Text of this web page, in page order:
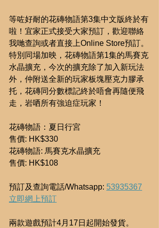
等咗好耐的花磚物語第3集中文版終於有
啦！宜家正式接受大家預訂，歡迎聯絡
我哋查詢或者直接上Online Store預訂。
特別同場加映，花磚物語第1集的馬賽克
水晶擴充，今次的擴充除了加入新玩法
外，仲附送全新的玩家板塊壓克力膠承
托，花磚同分數標記終於唔會再隨便飛
走，岩哂所有強迫症玩家！
花磚物語：夏日行宮
售價: HK$330
花磚物語: 馬賽克水晶擴充
售價: HK$108
預訂及查詢電話/Whatsapp: 53935367
立即網上預訂
兩款遊戲預計4月17日起開始發貨。